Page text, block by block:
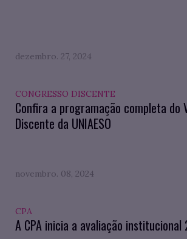
dezembro. 27, 2024
CONGRESSO DISCENTE
Confira a programação completa do
Discente da UNIAESO
novembro. 08, 2024
CPA
A CPA inicia a avaliação institucional